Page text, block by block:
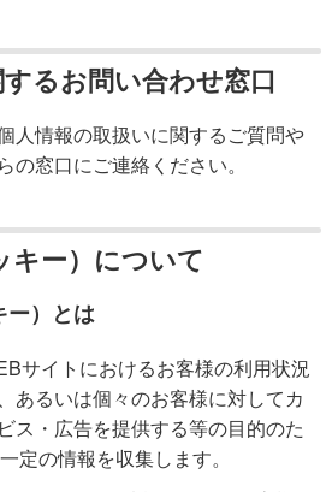
るお問い合わせ窓口
人情報の取扱いに関するご質問や
の窓口にご連絡ください。
キー）について
）とは
サイトにおけるお客様の利用状況
あるいは個々のお客様に対してカ
ス・広告を提供する等の目的のた
定の情報を収集します。